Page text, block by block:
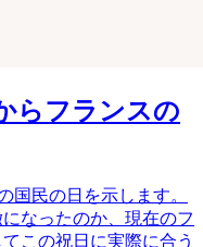
らフランスの
国民の日を示します。
なったのか、現在のフ
この祝日に実際に合う